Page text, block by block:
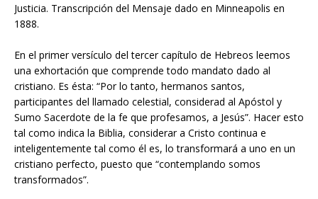
Justicia. Transcripción del Mensaje dado en Minneapolis en
1888.
En el primer versículo del tercer capítulo de Hebreos leemos
una exhortación que comprende todo mandato dado al
cristiano. Es ésta: “Por lo tanto, hermanos santos,
participantes del llamado celestial, considerad al Apóstol y
Sumo Sacerdote de la fe que profesamos, a Jesús”. Hacer esto
tal como indica la Biblia, considerar a Cristo continua e
inteligentemente tal como él es, lo transformará a uno en un
cristiano perfecto, puesto que “contemplando somos
transformados”.